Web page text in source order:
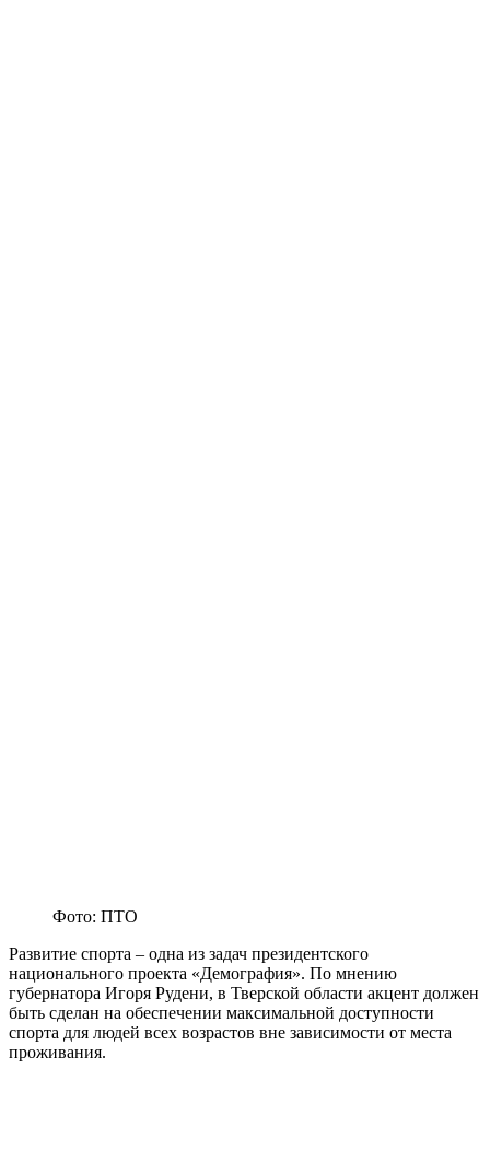
Фото: ПТО
Развитие спорта – одна из задач президентского
национального проекта «Демография». По мнению
губернатора Игоря Рудени, в Тверской области акцент должен
быть сделан на обеспечении максимальной доступности
спорта для людей всех возрастов вне зависимости от места
проживания.